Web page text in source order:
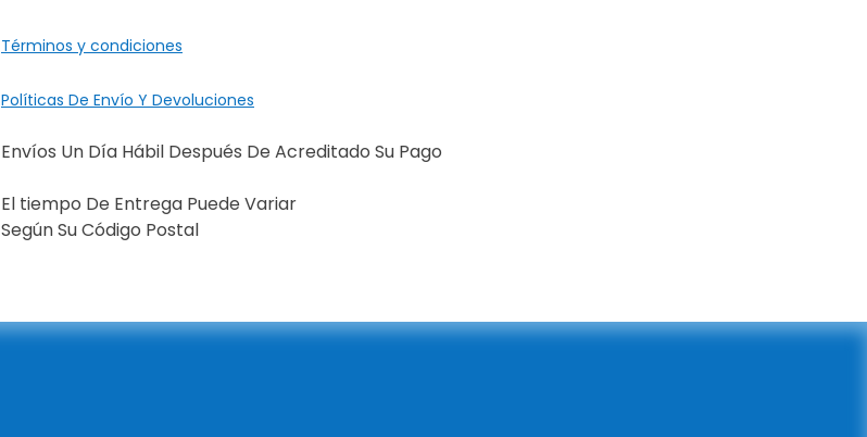
Términos y condiciones
Políticas De Envío Y Devoluciones
Envíos Un Día Hábil Después De Acreditado Su Pago
El tiempo De Entrega Puede Variar
Según Su Código Postal